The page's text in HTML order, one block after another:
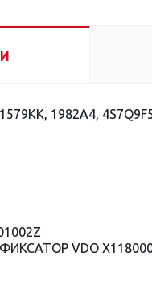
1579KK, 1982A4,
ФИКСАТОР VDO